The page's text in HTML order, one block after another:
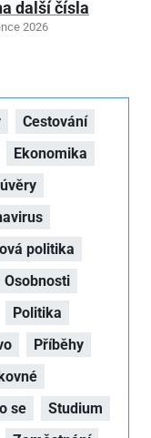
další čísla
2026
Cestování
Ekonomika
politika
Osobnosti
Politika
Příběhy
se
Studium